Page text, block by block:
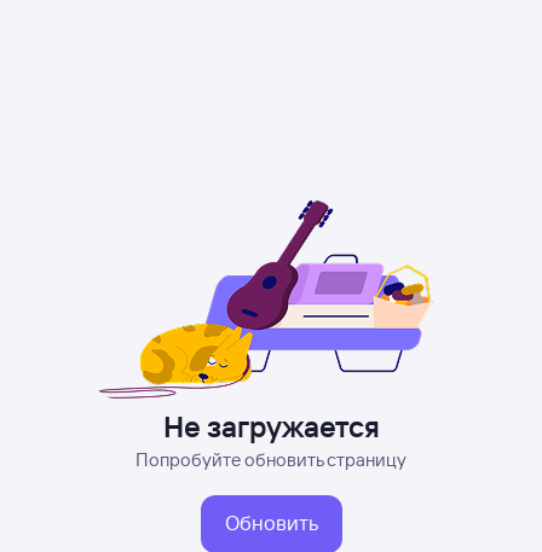
Не загружается
Попробуйте обновить страницу
Обновить